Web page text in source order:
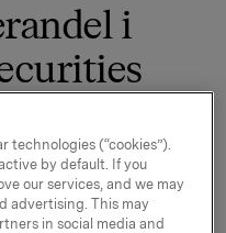
i
å kjøpe Orklas 22,5%
Securities. Med
i Enskilda
technologies (“cookies”).
by default. If you
our services, and we may
advertising. This may
in social media and